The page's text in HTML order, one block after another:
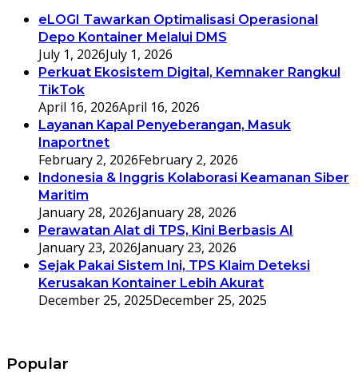
eLOGI Tawarkan Optimalisasi Operasional
Depo Kontainer Melalui DMS
July 1, 2026July 1, 2026
Perkuat Ekosistem Digital, Kemnaker Rangkul
TikTok
April 16, 2026April 16, 2026
Layanan Kapal Penyeberangan, Masuk
Inaportnet
February 2, 2026February 2, 2026
Indonesia & Inggris Kolaborasi Keamanan Siber
Maritim
January 28, 2026January 28, 2026
Perawatan Alat di TPS, Kini Berbasis AI
January 23, 2026January 23, 2026
Sejak Pakai Sistem Ini, TPS Klaim Deteksi
Kerusakan Kontainer Lebih Akurat
December 25, 2025December 25, 2025
Popular